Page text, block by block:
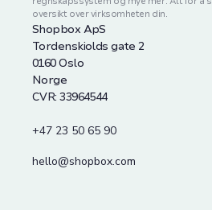
oversikt over virksomheten din.
Shopbox ApS
Tordenskiolds gate 2
0160 Oslo
Norge
CVR: 33964544
+47 23 50 65 90
hello@shopbox.com